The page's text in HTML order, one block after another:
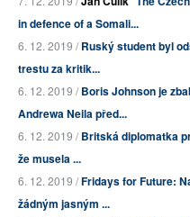
in defence of a Somali...
6. 12. 2019 /Ruský student byl
trestu za kritik...
6. 12. 2019 /Boris Johnson je
Andrewa Neila před...
6. 12. 2019 /Britská diplomatka
že musela ...
6. 12. 2019 /Fridays for Future:
žádným jasným ...